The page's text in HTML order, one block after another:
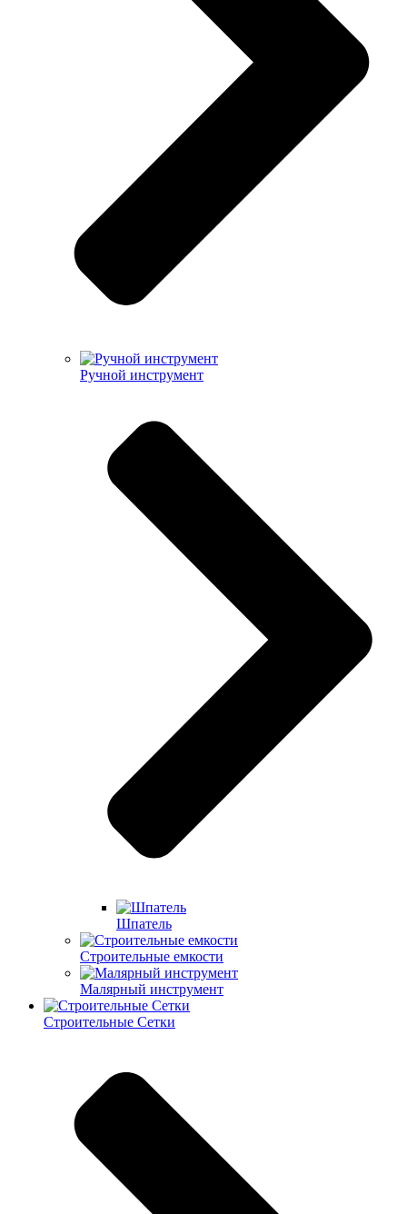
Ручной инструмент
Шпатель
Строительные емкости
Малярный инструмент
Строительные Сетки